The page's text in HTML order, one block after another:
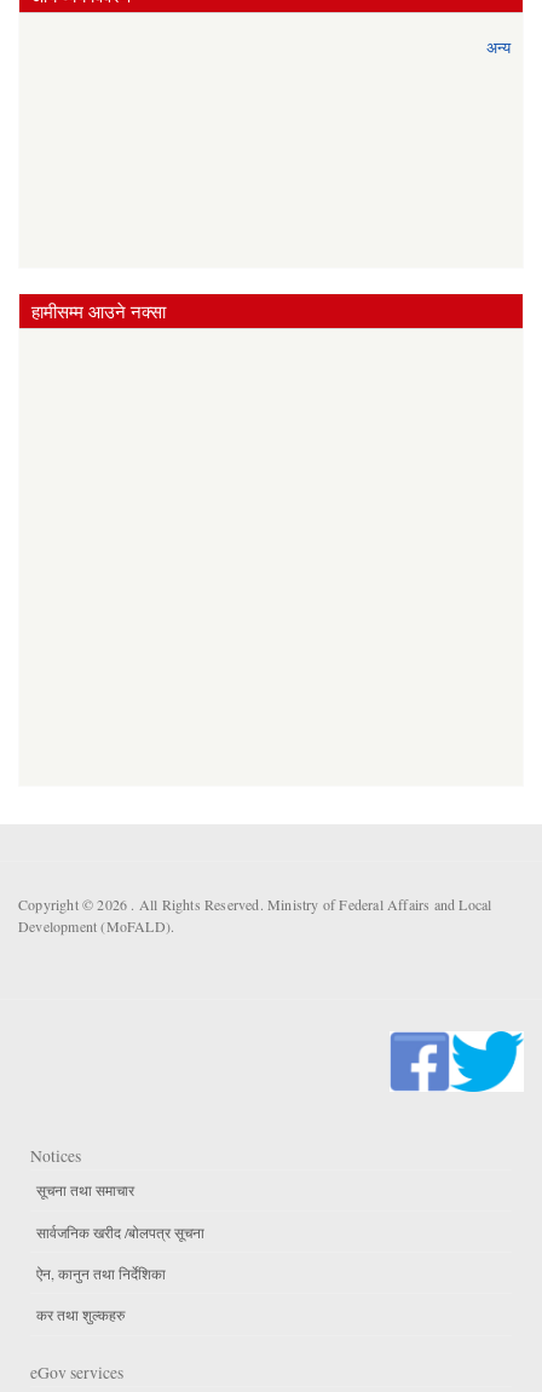
अन्य
हामीसम्म आउने नक्सा
Copyright © 2026 . All Rights Reserved. Ministry of Federal Affairs and Local
Development (MoFALD).
Notices
सूचना तथा समाचार
सार्वजनिक खरीद /बोलपत्र सूचना
ऐन, कानुन तथा निर्देशिका
कर तथा शुल्कहरु
eGov services